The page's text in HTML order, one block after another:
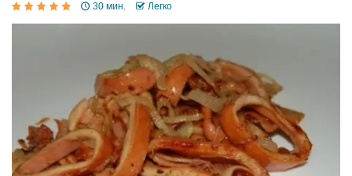
30 мин. Легко